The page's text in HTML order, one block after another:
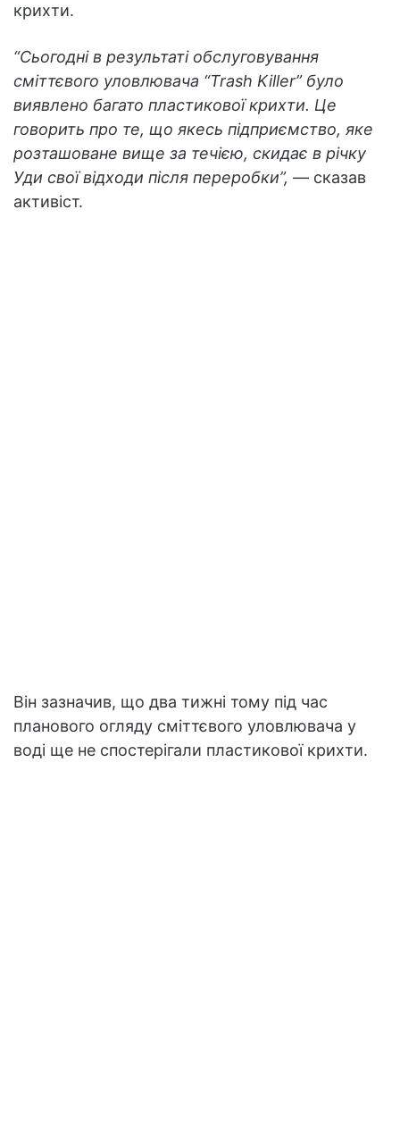
крихти.
“Сьогодні в результаті обслуговування
сміттєвого уловлювача “Trash Killer” було
виявлено багато пластикової крихти. Це
говорить про те, що якесь підприємство, яке
розташоване вище за течією, скидає в річку
Уди свої відходи після переробки”, — сказав
активіст.
Він зазначив, що два тижні тому під час
планового огляду сміттєвого уловлювача у
воді ще не спостерігали пластикової крихти.